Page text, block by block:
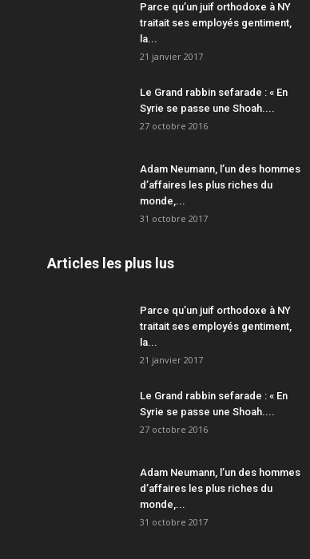
Parce qu’un juif orthodoxe à NY
traitait ses employés gentiment,
la...
21 janvier 2017
Le Grand rabbin sefarade : « En
Syrie se passe une Shoah....
27 octobre 2016
Adam Neumann, l’un des hommes
d’affaires les plus riches du
monde,...
31 octobre 2017
Articles les plus lus
Parce qu’un juif orthodoxe à NY
traitait ses employés gentiment,
la...
21 janvier 2017
Le Grand rabbin sefarade : « En
Syrie se passe une Shoah....
27 octobre 2016
Adam Neumann, l’un des hommes
d’affaires les plus riches du
monde,...
31 octobre 2017